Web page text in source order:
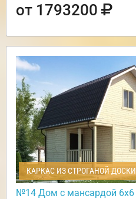
от 1793200
КАРКАС ИЗ СТРОГАНОЙ ДОСКИ
№14 Дом с мансардой 6х6